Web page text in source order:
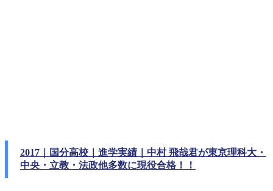
2017｜国分高校｜進学実績｜中村 飛哉君が東京理科大・
中央・立教・法政他多数に現役合格！！